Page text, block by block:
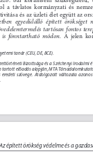
a távlatos kormányzati és
és az üzleti élet együtt az
egyedülálló épített örökséget
tartósan fontos
is fönntartható módon.
A jelen
tanár (CEU, DE, BCE).
Bizottsága és a Széchenyi Irodalmi
tartott előadás alapján, MTA
szövege. Átdolgozott változata
Az épített örökség védelme és a